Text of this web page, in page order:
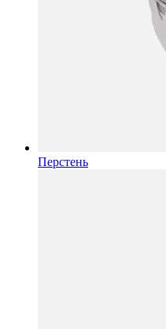
Перстень